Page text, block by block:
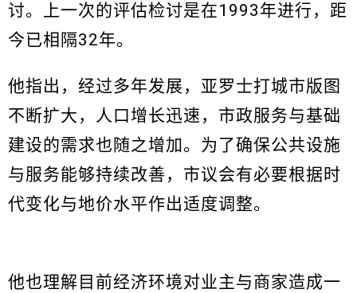
讨。上一次的评估检讨是在1993年进行，距
今已相隔32年。
他指出，经过多年发展，亚罗士打城市版图
不断扩大，人口增长迅速，市政服务与基础
建设的需求也随之增加。为了确保公共设施
与服务能够持续改善，市议会有必要根据时
代变化与地价水平作出适度调整。
他也理解目前经济环境对业主与商家造成一